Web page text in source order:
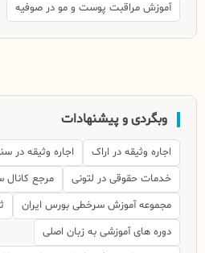
آموزش مراقبت پوست و مو در صوفیه
وبگردی و پیشنهادات
اجاره وثیقه در اراک
اجاره وثیقه در
خدمات حقوقی در لتونی
مرجع کانال
مجموعه آموزش سرخطی بورس ایران
دوره های آموزشی به زبان اصلی